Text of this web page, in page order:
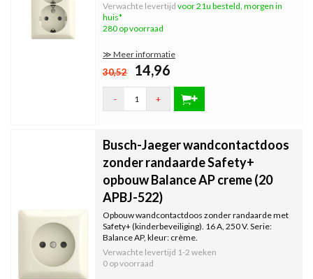
Verwachte levertijd voor 21u besteld, morgen in
huis*
280 op voorraad
≫ Meer informatie
30,52 14,96
- +
Busch-Jaeger wandcontactdoos
zonder randaarde Safety+
opbouw Balance AP creme (20
APBJ-522)
Opbouw wandcontactdoos zonder randaarde met
Safety+ (kinderbeveiliging). 16 A, 250 V. Serie:
Balance AP, kleur: crème.
Verwachte levertijd 1-2 weken
0 op voorraad